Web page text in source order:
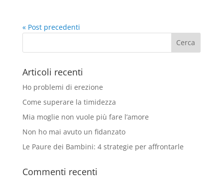
« Post precedenti
Articoli recenti
Ho problemi di erezione
Come superare la timidezza
Mia moglie non vuole più fare l’amore
Non ho mai avuto un fidanzato
Le Paure dei Bambini: 4 strategie per affrontarle
Commenti recenti